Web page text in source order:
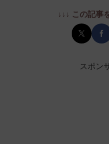
↓↓↓ この記事
スポン